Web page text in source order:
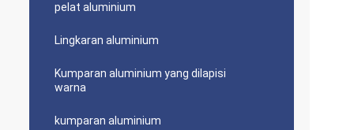
pelat aluminium
Lingkaran aluminium
Kumparan aluminium yang dilapisi
warna
kumparan aluminium